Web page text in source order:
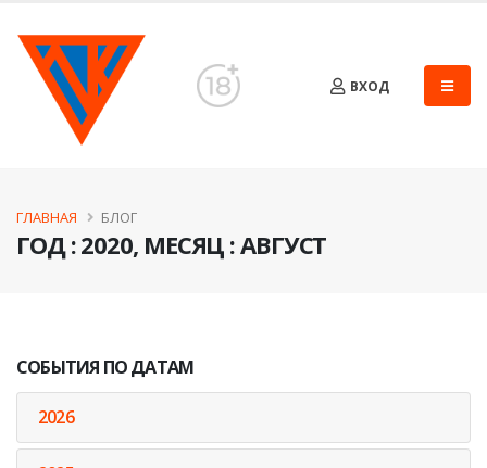
ВХОД
ГОД : 2020, МЕСЯЦ : АВГУСТ
ГЛАВНАЯ БЛОГ
СОБЫТИЯ ПО ДАТАМ
2026